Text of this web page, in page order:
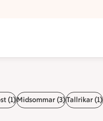
(1)Midsommar (3)Tallrikar (1)